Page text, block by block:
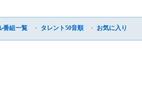
番組一覧 ・ タレント50音順 ・ お気に入り